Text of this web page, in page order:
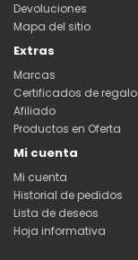
Devoluciones
Mapa del sitio
Extras
Marcas
Certificados de regalo
Afiliado
Productos en Oferta
Mi cuenta
Mi cuenta
Historial de pedidos
Lista de deseos
Hoja informativa